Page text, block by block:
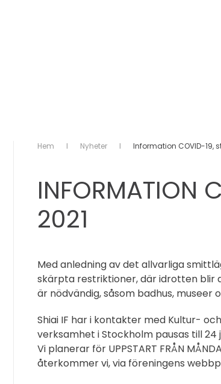
Hem Nyheter Information COVID-19,
INFORMATION
2021
Med anledning av det allvarliga
skärpta restriktioner, där idrotten blir
är nödvändig, såsom badhus, museer
Shiai IF har i kontakter med Kultur-
verksamhet i Stockholm pausas till 24
Vi planerar för UPPSTART FRÅN
återkommer vi, via föreningens